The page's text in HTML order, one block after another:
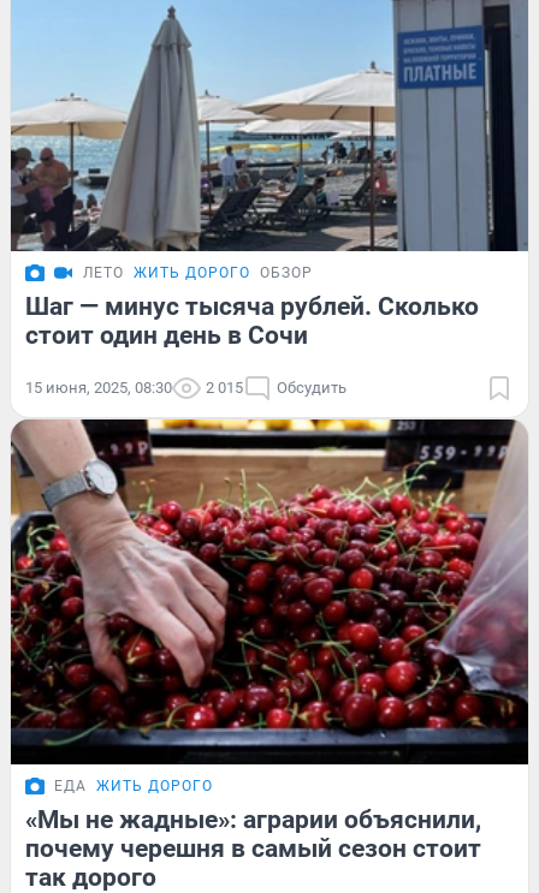
ЛЕТО ЖИТЬ ДОРОГО ОБЗОР
Шаг — минус тысяча рублей. Сколько
стоит один день в Сочи
15 июня, 2025, 08:30 2 015 Обсудить
ЕДА ЖИТЬ ДОРОГО
«Мы не жадные»: аграрии объяснили,
почему черешня в самый сезон стоит
так дорого